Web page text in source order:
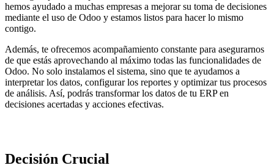
hemos ayudado a muchas empresas a mejorar su toma de decisiones
mediante el uso de Odoo y estamos listos para hacer lo mismo
contigo.
Además, te ofrecemos acompañamiento constante para asegurarnos
de que estás aprovechando al máximo todas las funcionalidades de
Odoo. No solo instalamos el sistema, sino que te ayudamos a
interpretar los datos, configurar los reportes y optimizar tus procesos
de análisis. Así, podrás transformar los datos de tu ERP en
decisiones acertadas y acciones efectivas.
Decisión Crucial